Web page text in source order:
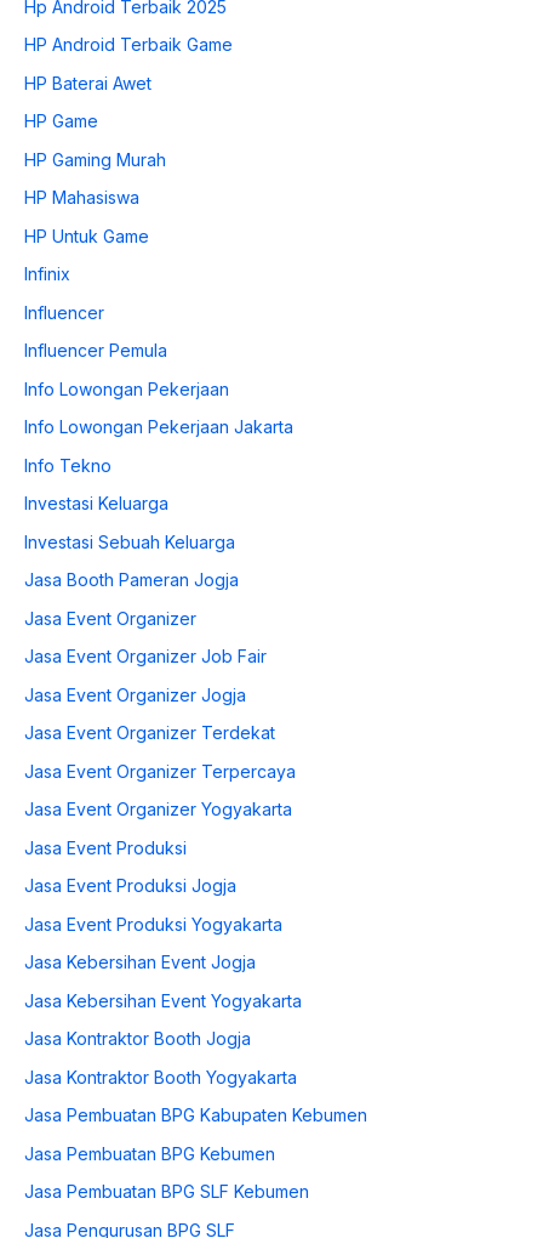
Hp Android Terbaik 2025
HP Android Terbaik Game
HP Baterai Awet
HP Game
HP Gaming Murah
HP Mahasiswa
HP Untuk Game
Infinix
Influencer
Influencer Pemula
Info Lowongan Pekerjaan
Info Lowongan Pekerjaan Jakarta
Info Tekno
Investasi Keluarga
Investasi Sebuah Keluarga
Jasa Booth Pameran Jogja
Jasa Event Organizer
Jasa Event Organizer Job Fair
Jasa Event Organizer Jogja
Jasa Event Organizer Terdekat
Jasa Event Organizer Terpercaya
Jasa Event Organizer Yogyakarta
Jasa Event Produksi
Jasa Event Produksi Jogja
Jasa Event Produksi Yogyakarta
Jasa Kebersihan Event Jogja
Jasa Kebersihan Event Yogyakarta
Jasa Kontraktor Booth Jogja
Jasa Kontraktor Booth Yogyakarta
Jasa Pembuatan BPG Kabupaten Kebumen
Jasa Pembuatan BPG Kebumen
Jasa Pembuatan BPG SLF Kebumen
Jasa Pengurusan BPG SLF